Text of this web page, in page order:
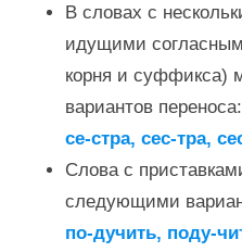
В словах с
идущими
корня и суффикса)
вариантов переноса:
се-стра, сес-тра,
Слова с
следующими
по-дучить, поду-